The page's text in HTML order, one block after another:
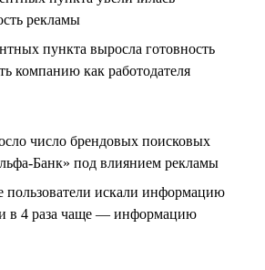
рекламы
пункта выросла готовность
компанию как работодателя
число брендовых поисковых
Банк» под влиянием рекламы
пользователи искали информацию
в 4 раза чаще — информацию